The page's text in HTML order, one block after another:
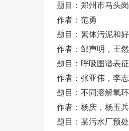
题目：郑州市马头
作者：范勇
题目：絮体污泥和
作者：邹声明，王
题目：呼吸图谱表
作者：张亚伟，李
题目：不同溶解氧
作者：杨庆，杨玉
题目：某污水厂预